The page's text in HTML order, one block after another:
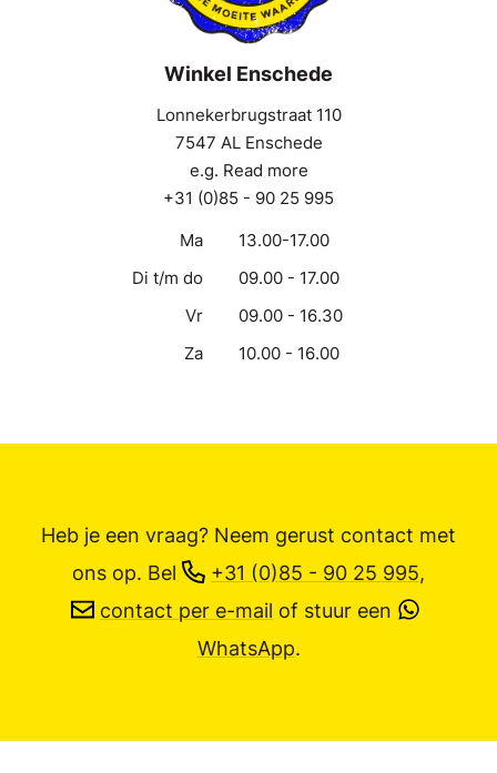
Winkel Enschede
Lonnekerbrugstraat 110
7547 AL Enschede
e.g. Read more
+31 (0)85 - 90 25 995
Ma
13.00-17.00
Di t/m do
09.00 - 17.00
Vr
09.00 - 16.30
Za
10.00 - 16.00
Heb je een vraag? Neem gerust contact met
ons op. Bel +31 (0)85 - 90 25 995,
contact per e-mail of stuur een
WhatsApp.